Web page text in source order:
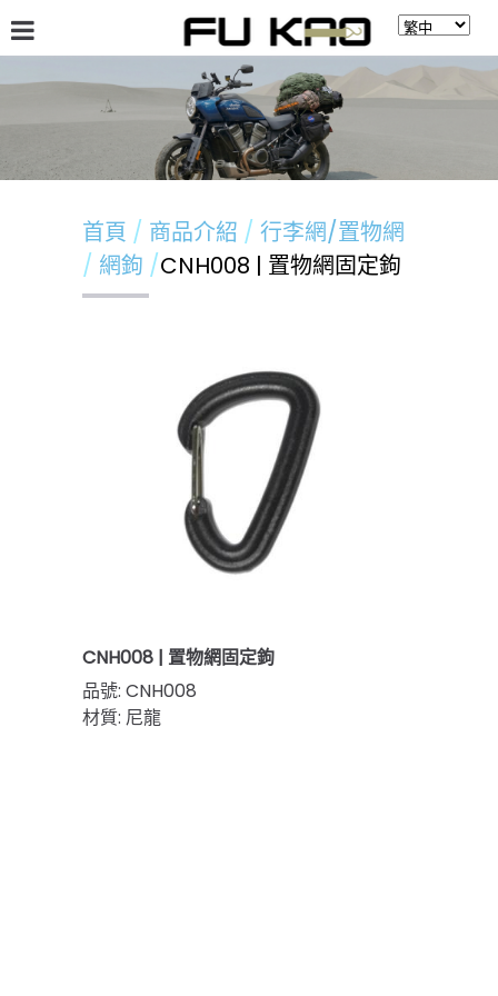
最新消息 留言板
首頁 商品介紹
行李網/置物網
網鉤
CNH008 | 置物網固定鉤
CNH008 | 置物網固定鉤
品號: CNH008
材質: 尼龍